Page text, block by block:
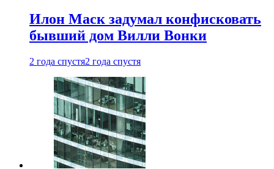
Илон Маск задумал конфисковать
бывший дом Вилли Вонки
2 года спустя2 года спустя